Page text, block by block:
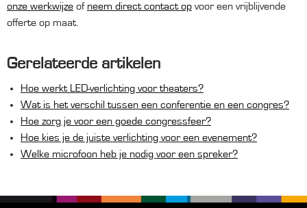
onze werkwijze of neem direct contact op voor een vrijblijvende
offerte op maat.
Gerelateerde artikelen
Hoe werkt LED-verlichting voor theaters?
Wat is het verschil tussen een conferentie en een congres?
Hoe zorg je voor een goede congressfeer?
Hoe kies je de juiste verlichting voor een evenement?
Welke microfoon heb je nodig voor een spreker?